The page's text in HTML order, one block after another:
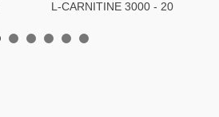
L-CARNITINE 3000 - 20